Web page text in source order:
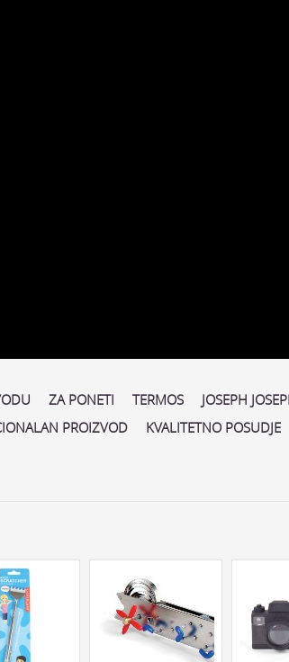
ZA PONETI TERMOS
JOSEPH
PROIZVOD
KVALITETNO POSUDJE